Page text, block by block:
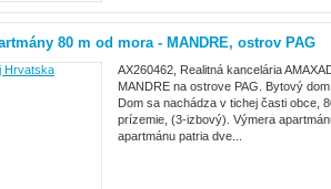
80 m od mora - MANDRE, ostrov PAG
AX260462, Realitná kancelária
MANDRE na ostrove PAG. Bytový
Dom sa nachádza v tichej časti obce,
prízemie, (3-izbový). Výmera
apartmánu patria dve...